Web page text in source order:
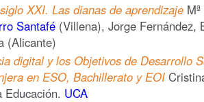
XXI. Las dianas de aprendizaje
Santafé (Villena), Jorge Fernández,
(Alicante)
digital y los Objetivos de Desarrollo
en ESO, Bachillerato y EOI
Educación. UCA